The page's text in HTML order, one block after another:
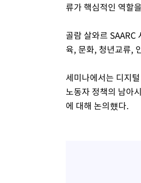
류가 핵심적인 역할
골람 살와르
육, 문화, 청년교류,
세미나에서는 디지
노동자 정책의 남아
에 대해 논의헀다.